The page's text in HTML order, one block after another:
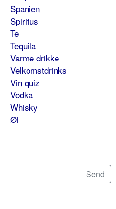
Spanien
Spiritus
Te
Tequila
Varme drikke
Velkomstdrinks
Vin quiz
Vodka
Whisky
Øl